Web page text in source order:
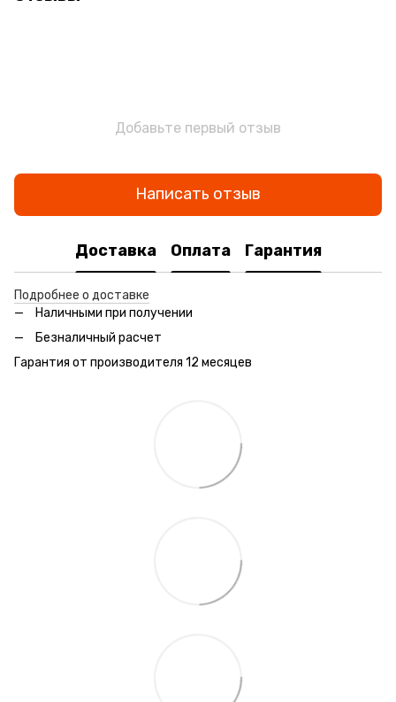
Добавьте первый отзыв
Написать отзыв
Доставка Оплата Гарантия
Подробнее о доставке
Наличными при получении
Безналичный расчет
Гарантия от производителя 12 месяцев